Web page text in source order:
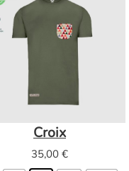
Croix
35,00 €